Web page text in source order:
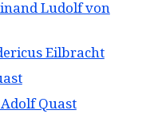
Ludolf von
Eilbracht
Quast